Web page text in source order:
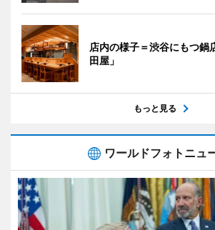
店内の様子＝渋谷にもつ鍋
田屋」
もっと見る
ワールドフォトニュ